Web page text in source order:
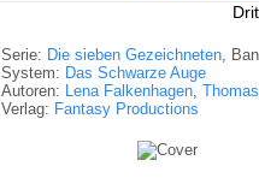
Serie: Die sieben Gezeichneten,
System: Das Schwarze Auge
Autoren: Lena Falkenhagen,
Verlag: Fantasy Productions